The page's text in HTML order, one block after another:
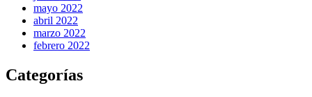
mayo 2022
abril 2022
marzo 2022
febrero 2022
Categorías